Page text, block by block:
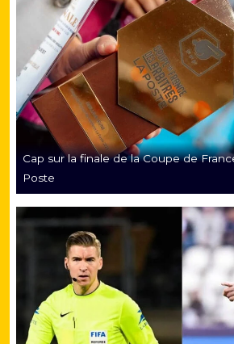
Cap sur la finale de la Coupe de
Poste